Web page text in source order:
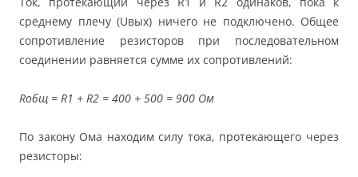
среднему плечу (Uвых) ничего не подключено. Общее
сопротивление резисторов при последовательном
соединении равняется сумме их сопротивлений:
Rобщ = R1 + R2 = 400 + 500 = 900 Ом
По закону Ома находим силу тока, протекающего через
резисторы: